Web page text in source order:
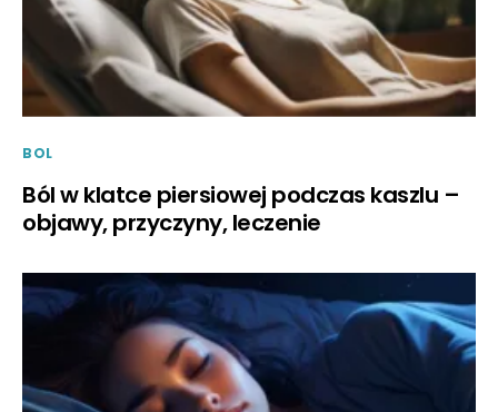
BOL
Ból w klatce piersiowej podczas kaszlu –
objawy, przyczyny, leczenie